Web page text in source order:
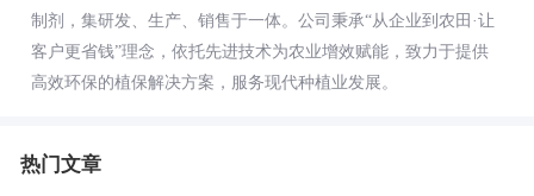
制剂，集研发、生产、销售于一体。公司秉承“从企业到农田·让
客户更省钱”理念，依托先进技术为农业增效赋能，致力于提供
高效环保的植保解决方案，服务现代种植业发展。
热门文章